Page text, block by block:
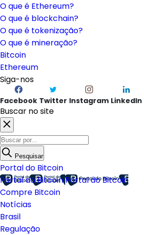
O que é Ethereum?
O que é blockchain?
O que é tokenização?
O que é mineração?
Bitcoin
Ethereum
Siga-nos
Facebook Twitter Instagram LinkedIn
Buscar no site
Pesquisar
Portal do Bitcoin
Portal do BitcoinPortal do Bitcoin
Compre Bitcoin
Notícias
Brasil
Regulação